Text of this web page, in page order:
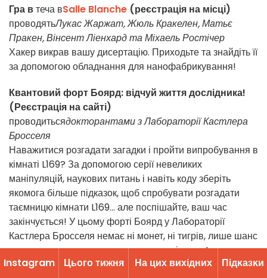
Гра втеча вSalle Blanche (реєстрація на місці)
проводятьЛукас Жаржат, Жюль Кракелен, Матьє
Пракен, Вінсент Ліенхард та Міхаель Ростічер
Хакер викрав вашу дисертацію. Приходьте та знайдіть її
за допомогою обладнання для нанофабрикування!
Квантовий форт Боярд: відчуй життя дослідника!
(Реєстрація на сайті)
проводитьсядокторантами зЛабораторії Кастлера
Бросселя
Наважитися розгадати загадки і пройти випробування в
кімнаті L169? За допомогою серії невеликих
маніпуляцій, наукових питань і навіть коду зберіть
якомога більше підказок, щоб спробувати розгадати
таємницю кімнати L169... але поспішайте, ваш час
закінчується! У цьому форті Боярд у Лабораторії
Кастлера Бросселя немає ні монет, ні тигрів, лише шанс
зазирнути за лаштунки наукових досліджень!
Instagram Цього тижня На цих вихідних Підĸазĸи